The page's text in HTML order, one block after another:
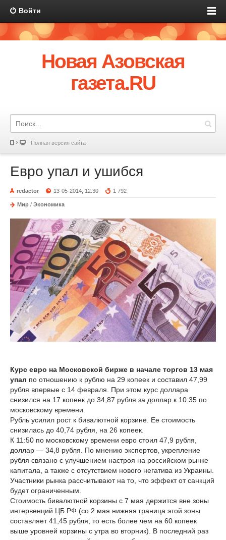
Войти
Новая Азовская
газета.RU
Полная версия сайта
Евро упал и ушибся
redactor 13-05-2014, 12:30 1 792
Мир / Экономика
Курс евро на Московской бирже в начале торгов 13 мая
упал по отношению к рублю на 29 копеек и составил 47,99
рубля впервые с 14 февраля. При этом курс доллара
снизился на 17 копеек до 34,87 рубля за доллар к 10:35 по
московскому времени.
Рубль усилил рост к бивалютной корзине. Ее стоимость
снизилась до 40,74 рубля, на 26 копеек.
К 11:50 по московскому времени евро стоил 47,9 рубля,
доллар — 34,8 рубля. По мнению экспертов, укрепление
рубля связано с улучшением настроя на российском рынке
капитала, а также с отсутствием нового негатива из Украины.
Участники рынка рассчитывают на то, что эффект от санкций
будет ограниченным.
Стоимость бивалютной корзины с 7 мая держится вне зоны
интервенций ЦБ РФ (со 2 мая нижняя граница этой зоны
составляет 41,45 рубля, то есть более чем на 60 копеек
выше уровней корзины с утра во вторник). В последний раз